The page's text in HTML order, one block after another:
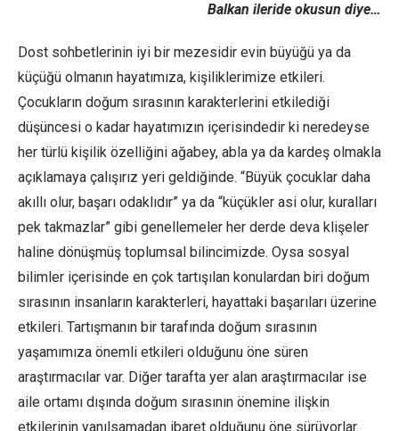
Balkan ileride okusun diye…
Dost sohbetlerinin iyi bir mezesidir evin büyüğü ya da
küçüğü olmanın hayatımıza, kişiliklerimize etkileri.
Çocukların doğum sırasının karakterlerini etkilediği
düşüncesi o kadar hayatımızın içerisindedir ki neredeyse
her türlü kişilik özelliğini ağabey, abla ya da kardeş olmakla
açıklamaya çalışırız yeri geldiğinde. “Büyük çocuklar daha
akıllı olur, başarı odaklıdır” ya da “küçükler asi olur, kuralları
pek takmazlar” gibi genellemeler her derde deva klişeler
haline dönüşmüş toplumsal bilincimizde. Oysa sosyal
bilimler içerisinde en çok tartışılan konulardan biri doğum
sırasının insanların karakterleri, hayattaki başarıları üzerine
etkileri. Tartışmanın bir tarafında doğum sırasının
yaşamımıza önemli etkileri olduğunu öne süren
araştırmacılar var. Diğer tarafta yer alan araştırmacılar ise
aile ortamı dışında doğum sırasının önemine ilişkin
etkilerinin yanılsamadan ibaret olduğunu öne sürüyorlar.